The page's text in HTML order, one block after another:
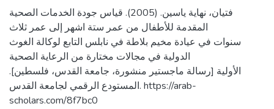
فتيان، نهاية ياسين. (2005). قياس جودة الخدمات الصحية
المقدمة للأطفال من عمر ستة اشهر إلى عمر ثلاث
سنوات في عيادة مخيم بلاطة في نابلس التابع لوكالة الغوث
الدولية في مجالات مختارة من الرعاية الصحية
الأولية [رسالة ماجستير منشورة، جامعة القدس، فلسطين].
المستودع الرقمي لجامعة القدس. https://arab-
scholars.com/8f7bc0